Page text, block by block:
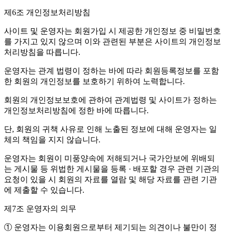
제6조 개인정보처리방침
사이트 및 운영자는 회원가입 시 제공한 개인정보 중 비밀번호
를 가지고 있지 않으며 이와 관련된 부분은 사이트의 개인정보
처리방침을 따릅니다.
운영자는 관계 법령이 정하는 바에 따라 회원등록정보를 포함
한 회원의 개인정보를 보호하기 위하여 노력합니다.
회원의 개인정보보호에 관하여 관계법령 및 사이트가 정하는
개인정보처리방침에 정한 바에 따릅니다.
단, 회원의 귀책 사유로 인해 노출된 정보에 대해 운영자는 일
체의 책임을 지지 않습니다.
운영자는 회원이 미풍양속에 저해되거나 국가안보에 위배되
는 게시물 등 위법한 게시물을 등록 · 배포할 경우 관련 기관의
요청이 있을 시 회원의 자료를 열람 및 해당 자료를 관련 기관
에 제출할 수 있습니다.
제7조 운영자의 의무
① 운영자는 이용회원으로부터 제기되는 의견이나 불만이 정